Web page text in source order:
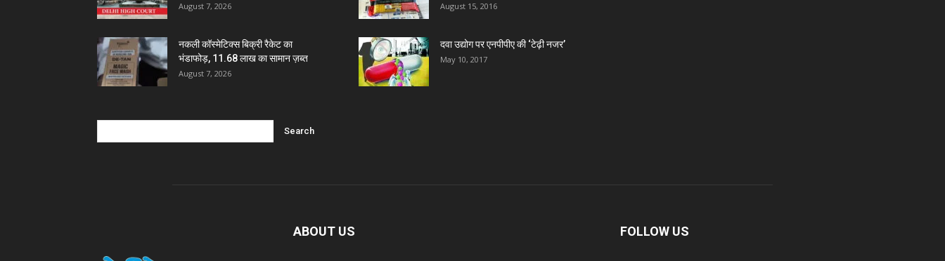
August 7, 2026
नकली कॉस्मेटिक्स बिक्री रैकेट का
भंडाफोड़, 11.68 लाख का सामान ज़ब्त
August 7, 2026
August 15, 2016
दवा उद्योग पर एनपीपीए की ‘टेढ़ी नजर’
May 10, 2017
ABOUT US FOLLOW US